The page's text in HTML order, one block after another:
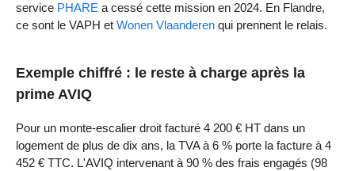
service PHARE a cessé cette mission en 2024. En Flandre,
ce sont le VAPH et Wonen Vlaanderen qui prennent le relais.
Exemple chiffré : le reste à charge après la
prime AVIQ
Pour un monte-escalier droit facturé 4 200 € HT dans un
logement de plus de dix ans, la TVA à 6 % porte la facture à 4
452 € TTC. L'AVIQ intervenant à 90 % des frais engagés (98